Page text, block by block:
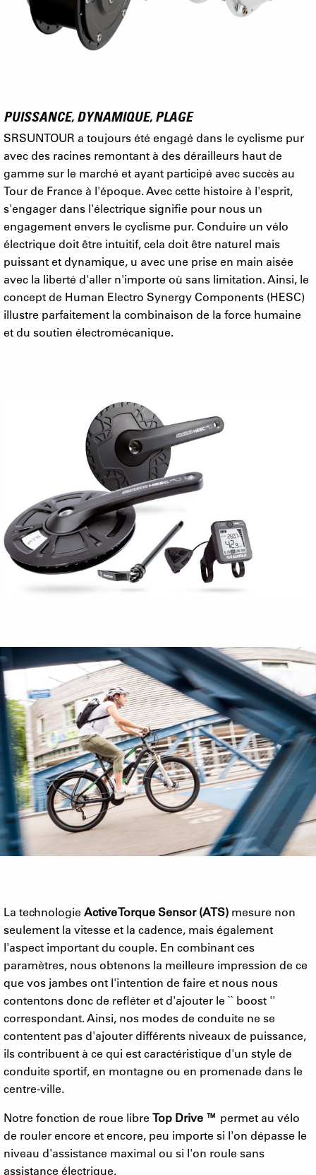
PUISSANCE, DYNAMIQUE, PLAGE
SRSUNTOUR a toujours été engagé dans le cyclisme pur
avec des racines remontant à des dérailleurs haut de
gamme sur le marché et ayant participé avec succès au
Tour de France à l'époque. Avec cette histoire à l'esprit,
s'engager dans l'électrique signifie pour nous un
engagement envers le cyclisme pur. Conduire un vélo
électrique doit être intuitif, cela doit être naturel mais
puissant et dynamique, u avec une prise en main aisée
avec la liberté d'aller n'importe où sans limitation. Ainsi, le
concept de Human Electro Synergy Components (HESC)
illustre parfaitement la combinaison de la force humaine
et du soutien électromécanique.
La technologie Active Torque Sensor (ATS) mesure non
seulement la vitesse et la cadence, mais également
l'aspect important du couple. En combinant ces
paramètres, nous obtenons la meilleure impression de ce
que vos jambes ont l'intention de faire et nous nous
contentons donc de refléter et d'ajouter le `` boost ''
correspondant. Ainsi, nos modes de conduite ne se
contentent pas d'ajouter différents niveaux de puissance,
ils contribuent à ce qui est caractéristique d'un style de
conduite sportif, en montagne ou en promenade dans le
centre-ville.
Notre fonction de roue libre Top Drive ™ permet au vélo
de rouler encore et encore, peu importe si l'on dépasse le
niveau d'assistance maximal ou si l'on roule sans
assistance électrique.